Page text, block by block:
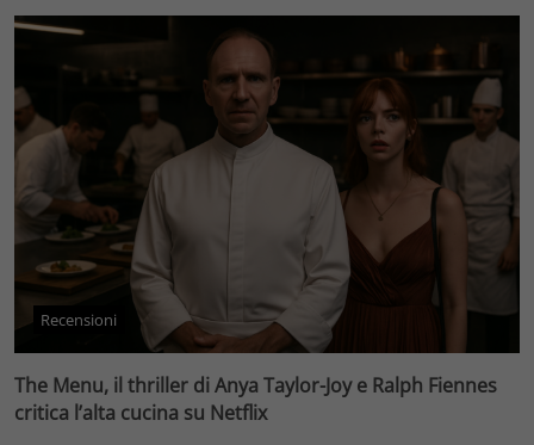
Recensioni
The Menu, il thriller di Anya Taylor-Joy e Ralph Fiennes
critica l’alta cucina su Netflix